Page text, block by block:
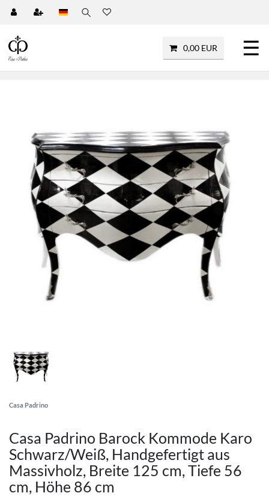
0,00 EUR ☰
Casa Padrino
Casa Padrino Barock Kommode Karo
Schwarz/Weiß, Handgefertigt aus
Massivholz, Breite 125 cm, Tiefe 56
cm, Höhe 86 cm